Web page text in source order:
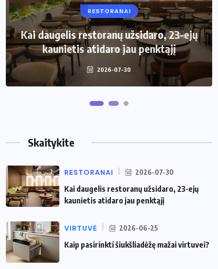
RESTORANAI
Kai daugelis restoranų užsidaro, 23-ejų
kaunietis atidaro jau penktąjį
2026-07-30
VIRTUVĖ
Kaip pasirinkti šiukšliadėžę mažai
virtuvei?
2026-06-25
Skaitykite
RESTORANAI 2026-07-30
Kai daugelis restoranų užsidaro, 23-ejų
kaunietis atidaro jau penktąjį
VIRTUVĖ 2026-06-25
Kaip pasirinkti šiukšliadėžę mažai virtuvei?